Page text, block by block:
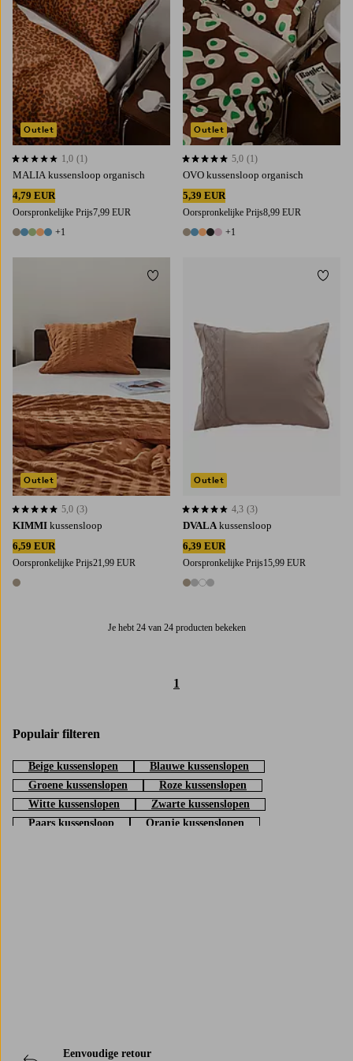
MALIA kussensloop organisch
4,79 EUR
Oorspronkelijke Prijs7,99 EUR
6 kleuren
+1
1,0 op basis van 1 beoordelingen
1,0 (1)
Outlet
OVO kussensloop organisch
5,39 EUR
Oorspronkelijke Prijs8,99 EUR
6 kleuren
+1
5,0 op basis van 1 beoordelingen
5,0 (1)
Outlet
KIMMI kussensloop
6,59 EUR
Oorspronkelijke Prijs21,99 EUR
1 kleur
5,0 op basis van 3 beoordelingen
5,0 (3)
Outlet
Toevoegen aan favorieten
DVALA kussensloop
6,39 EUR
Oorspronkelijke Prijs15,99 EUR
4 kleuren
4,3 op basis van 3 beoordelingen
4,3 (3)
Outlet
Je hebt 24 van 24 producten bekeken
1
Populair filteren
Beige kussenslopen
Blauwe kussenslopen
Groene kussenslopen
Roze kussenslopen
Witte kussenslopen
Zwarte kussenslopen
Paars kussensloop
Oranje kussenslopen
Eenvoudige retour